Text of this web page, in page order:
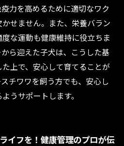
力を高めるために適切なワク
せません。また、栄養バラン
な運動も健康維持に役立ちま
ら迎えた子犬は、こうした基
上で、安心して育てることが
チワワを飼う方でも、安心し
うサポートします。
イフを！健康管理のプロが伝